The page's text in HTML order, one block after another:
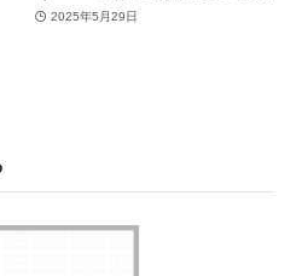
2025年5月29日